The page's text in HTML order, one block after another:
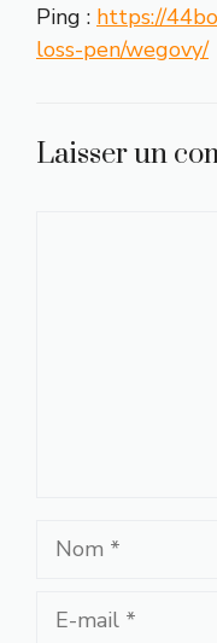
Ping : https://
loss-pen/wegovy/
Laisser un
Nom